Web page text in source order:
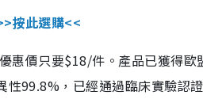
按此選購<<
惠價只要$18/件。產品已獲得歐
99.8%，已經通過臨床實驗認